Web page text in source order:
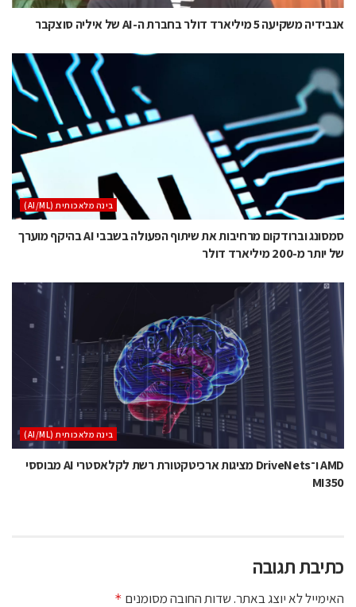
אנבידיה משקיעה 5 מיליארד דולר בחברת ה-AI של איליה סוצקבר
בינה מלאכותית (AI/ML)
סמסונג וברודקום מרחיבות את שיתוף הפעולה בשבבי AI בהיקף מוערך
של יותר מ-200 מיליארד דולר
בינה מלאכותית (AI/ML)
AMD ו־DriveNets מציגות ארכיטקטורת רשת לקלאסטרי AI מבוססי
MI350
כתיבת תגובה
האימייל לא יוצג באתר.שדות החובה מסומנים *